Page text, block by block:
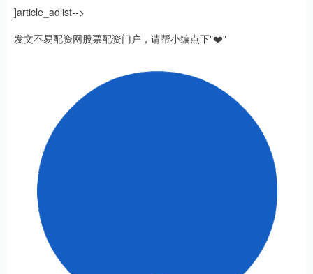
]article_adlist-->
发文不易配资网股票配资门户，请帮小编点下"❤️"